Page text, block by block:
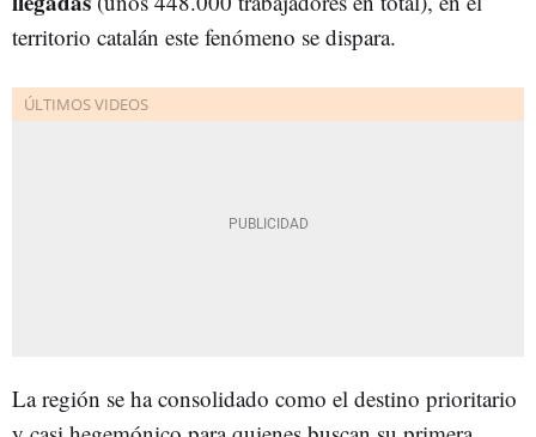
territorio catalán este fenómeno se dispara.
La región se ha consolidado como el destino prioritario